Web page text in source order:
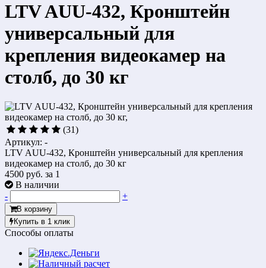
LTV AUU-432, Кронштейн
универсальный для
крепления видеокамер на
столб, до 30 кг
(31)
Артикул: -
LTV AUU-432, Кронштейн универсальный для крепления
видеокамер на столб, до 30 кг
4500 руб. за 1
В наличии
-
+
В корзину
Купить в 1 клик
Способы оплаты